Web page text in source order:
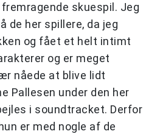
skuespil. Jeg
de her spillere, da jeg
og fået et helt intimt
og er meget
nåede at blive lidt
Pallesen under den her
i soundtracket. Derfor
er med nogle af de